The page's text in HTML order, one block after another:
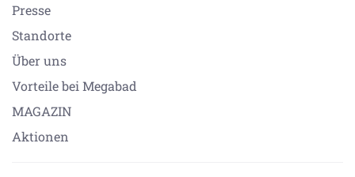
Presse
Standorte
Über uns
Vorteile bei Megabad
MAGAZIN
Aktionen